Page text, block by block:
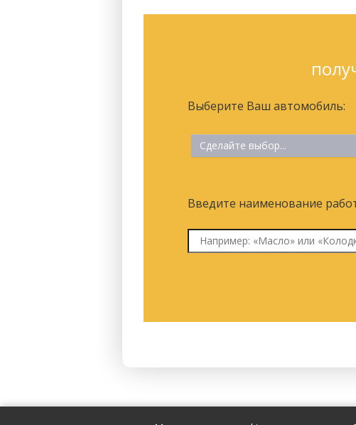
Выберите Ваш автомобиль:
Сделайте выбор...
Введите наименование